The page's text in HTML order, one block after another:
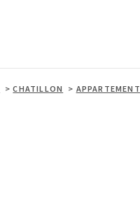
CHATILLON APPARTEMENT